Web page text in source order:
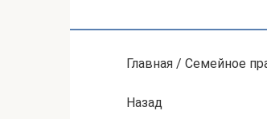
Главная / Семейное
Назад